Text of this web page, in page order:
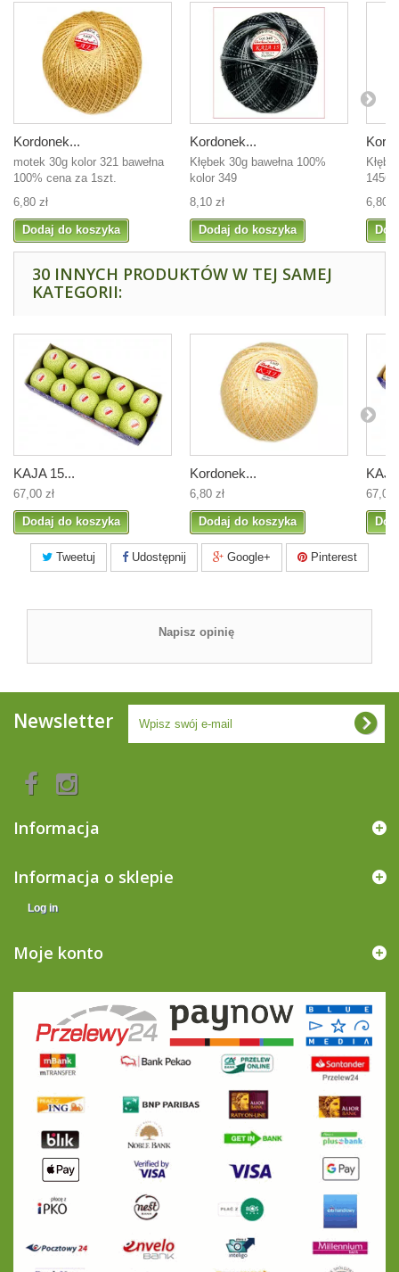
Kordonek...
motek 30g kolor 321 bawełna
100% cena za 1szt.
6,80 zł
Dodaj do koszyka
Kordonek...
Kłębek 30g bawełna 100%
kolor 349
8,10 zł
Dodaj do koszyka
1456
6,80
30 INNYCH PRODUKTÓW W TEJ SAMEJ
KATEGORII:
KAJA 15...
67,00 zł
Dodaj do koszyka
Kordonek...
6,80 zł
Dodaj do koszyka
67,00
Tweetuj Udostępnij Google+ Pinterest
Napisz opinię
Newsletter
Informacja
Informacja o sklepie
Log in
Moje konto